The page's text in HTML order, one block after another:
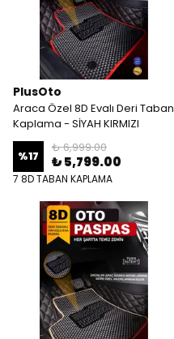
PlusOto
Araca Özel 8D Evalı Deri Taban
Kaplama - SİYAH KIRMIZI
%17
₺ 6,999.00
₺ 5,799.00
7 8D TABAN KAPLAMA